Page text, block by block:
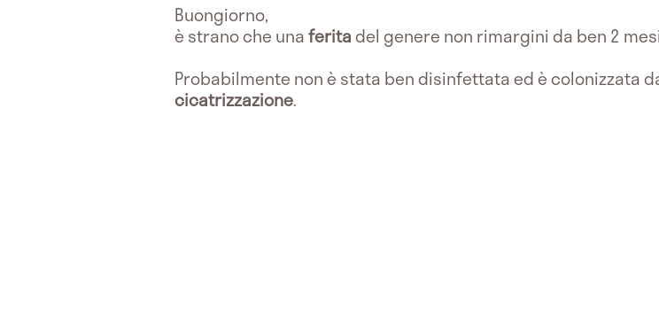
Buongiorno,
è strano che unaferitadel genere non rimargini da ben 2
Probabilmente non è stata ben disinfettata ed è colonizzata
cicatrizzazione.